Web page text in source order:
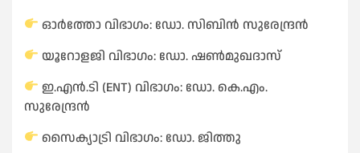
ഓർത്തോ വിഭാഗം: ഡോ. സിബിൻ സുരേന്ദ്രൻ
യൂറോളജി വിഭാഗം: ഡോ. ഷൺമുഖദാസ്
ഇ.എൻ.ടി (ENT) വിഭാഗം: ഡോ. കെ.എം.
സുരേന്ദ്രൻ
സൈക്യാട്രി വിഭാഗം: ഡോ. ജിത്തു